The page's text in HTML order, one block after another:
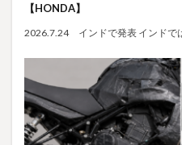
【HONDA】
2026.7.24 インドで発表 インドで